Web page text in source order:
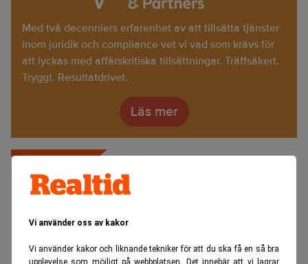
Vi använder oss av kakor
Vi använder kakor och liknande tekniker för att du ska få en så bra
upplevelse som möjligt på webbplatsen. Det innebär att vi lagrar
Med två decenniers erfarenhet av att tillsätta tjänster
inom juridik och compliance vet vi vad som krävs för
att lyckas med affärskritiska tillsättningar. Träffsäkert.
Tryggt. Resultatdrivet.
Läs mer
Senaste lediga jobben